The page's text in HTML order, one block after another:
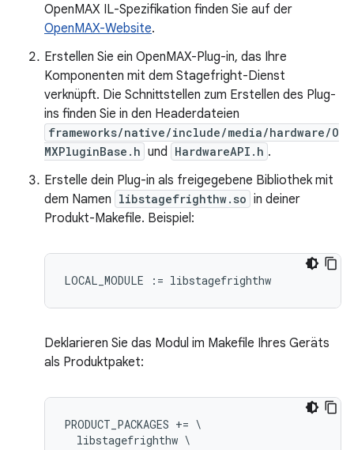
OpenMAX IL-Spezifikation finden Sie auf der
OpenMAX-Website.
Erstellen Sie ein OpenMAX-Plug-in, das Ihre
Komponenten mit dem Stagefright-Dienst
verknüpft. Die Schnittstellen zum Erstellen des Plug-
ins finden Sie in den Headerdateien
frameworks/native/include/media/hardware/O
MXPluginBase.h und HardwareAPI.h .
Erstelle dein Plug-in als freigegebene Bibliothek mit
dem Namen libstagefrighthw.so in deiner
Produkt-Makefile. Beispiel:
Deklarieren Sie das Modul im Makefile Ihres Geräts
als Produktpaket:
PRODUCT_PACKAGES += \
  libstagefrighthw \